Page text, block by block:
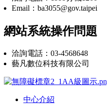
Email：ba3055@gov.taipei
網站系統操作問題
洽詢電話：03-4568648
藝凡數位科技有限公司
中心介紹